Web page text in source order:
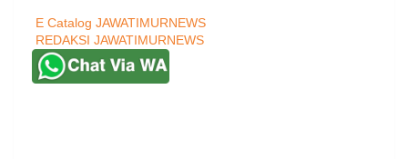
E Catalog JAWATIMURNEWS
REDAKSI JAWATIMURNEWS